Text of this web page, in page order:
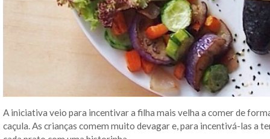
A iniciativa veio para incentivar a filha mais velha a comer de
caçula. As crianças comem muito devagar e, para incentivá-las a